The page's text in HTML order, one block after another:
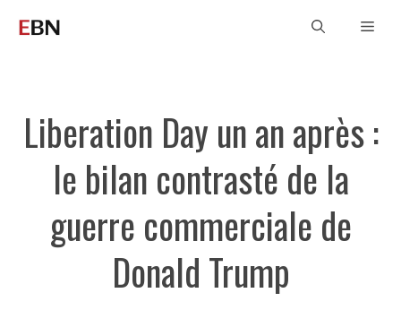
Liberation Day un an après :
le bilan contrasté de la
guerre commerciale de
Donald Trump